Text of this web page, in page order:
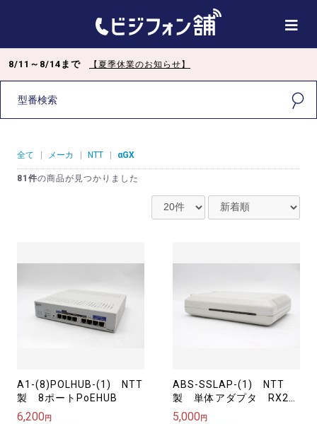
8/11～8/14まで 【夏季休業のお知らせ】
全て メーカ NTT αGX
81件の商品が見つかりました
A1-(8)POLHUB-(1) NTT
製 8ポートPoEHUB
6,200 円
ABS-SSLAP-(1) NTT
製 単体アダプタ RX2
スター配線用
5,000 円